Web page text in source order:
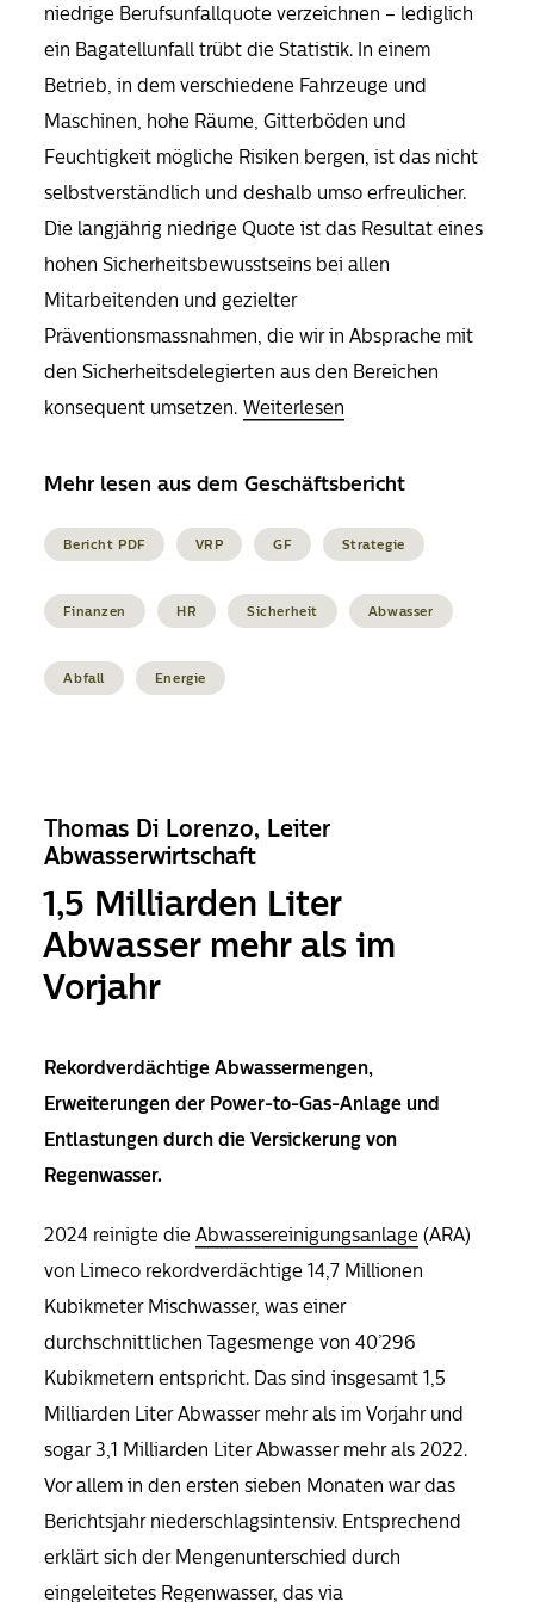
niedrige Berufsunfallquote verzeichnen – lediglich
ein Bagatellunfall trübt die Statistik. In einem
Betrieb, in dem verschiedene Fahrzeuge und
Maschinen, hohe Räume, Gitterböden und
Feuchtigkeit mögliche Risiken bergen, ist das nicht
selbstverständlich und deshalb umso erfreulicher.
Die langjährig niedrige Quote ist das Resultat eines
hohen Sicherheitsbewusstseins bei allen
Mitarbeitenden und gezielter
Präventionsmassnahmen, die wir in Absprache mit
den Sicherheitsdelegierten aus den Bereichen
konsequent umsetzen. Weiterlesen
Mehr lesen aus dem Geschäftsbericht
Bericht PDF VRP GF Strategie
Finanzen HR Sicherheit Abwasser
Abfall Energie
Thomas Di Lorenzo, Leiter
Abwasserwirtschaft
1,5 Milliarden Liter
Abwasser mehr als im
Vorjahr
Rekordverdächtige Abwassermengen,
Erweiterungen der Power­-to-­Gas-­Anlage und
Entlastungen durch die Versickerung von
Regenwasser.
2024 reinigte dieAbwassereinigungsanlage (ARA)
von Limeco rekordverdächtige 14,7 Millionen
Kubikmeter Mischwasser, was einer
durchschnittlichen Tagesmenge von 40’296
Kubikmetern entspricht. Das sind insgesamt 1,5
Milliarden Liter Abwasser mehr als im Vorjahr und
sogar 3,1 Milliarden Liter Abwasser mehr als 2022.
Vor allem in den ersten sieben Monaten war das
Berichtsjahr niederschlagsintensiv. Entsprechend
erklärt sich der Mengenunterschied durch
eingeleitetes Regenwasser, das via